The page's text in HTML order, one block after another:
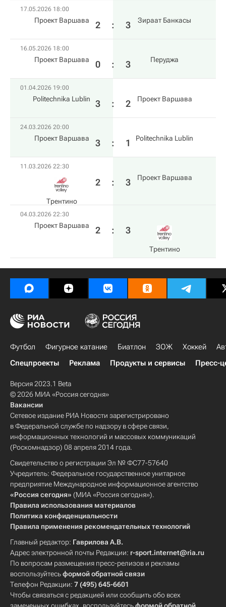
17.05.2026 18:00
Проект Варшава 2 : 3 Зираат Банкасы
16.05.2026 18:00
Проект Варшава 0 : 3 Перуджа
01.04.2026 19:00
Politechnika Lublin 3 : 2 Проект Варшава
24.03.2026 20:00
Проект Варшава 3 : 1 Politechnika Lublin
11.03.2026 22:30
Трентино
2 : 3 Проект Варшава
04.03.2026 22:30
Проект Варшава 2 : 3
Трентино
Футбол Фигурное катание Биатлон ЗОЖ Хоккей
Спецпроекты
Реклама Продукты и сервисы Пресс-
Версия 2023.1 Beta
© 2026 МИА «Россия сегодня»
Вакансии
Сетевое издание РИА Новости зарегистрировано
в Федеральной службе по надзору в сфере связи,
информационных технологий и массовых коммуникаций
(Роскомнадзор) 08 апреля 2014 года.
Свидетельство о регистрации Эл № ФС77-57640
Учредитель: Федеральное государственное унитарное
предприятие Международное информационное агентство
«Россия сегодня» (МИА «Россия сегодня»).
Правила использования материалов
Политика конфиденциальности
Правила применения рекомендательных технологий
Главный редактор: Гаврилова А.В.
Адрес электронной почты Редакции: r-sport.internet@ria.ru
По вопросам размещения пресс-релизов и рекламы
воспользуйтесьформой обратной связи
Телефон Редакции: 7 (495) 645-6601
Чтобы связаться с редакцией или сообщить обо всех